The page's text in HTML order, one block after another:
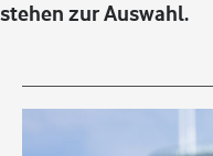
stehen zur Auswahl.